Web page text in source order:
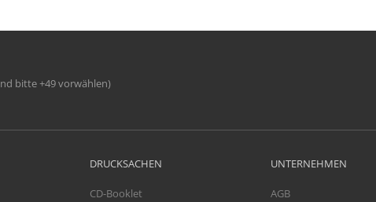
bitte +49 vorwählen)
DRUCKSACHEN
CD-Booklet
UNTERNEHMEN
AGB